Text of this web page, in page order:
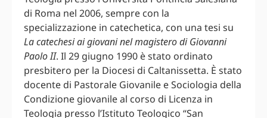
di Roma nel 2006, sempre con la
specializzazione in catechetica, con una tesi su
La catechesi ai giovani nel magistero di Giovanni
Paolo II. Il 29 giugno 1990 è stato ordinato
presbitero per la Diocesi di Caltanissetta. È stato
docente di Pastorale Giovanile e Sociologia della
Condizione giovanile al corso di Licenza in
Teologia presso l’Istituto Teologico “San